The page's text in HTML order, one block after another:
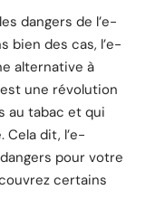
dangers de l’e-
bien des cas, l’e-
alternative à
une révolution
au tabac et qui
dit, l’e-
pour votre
certains